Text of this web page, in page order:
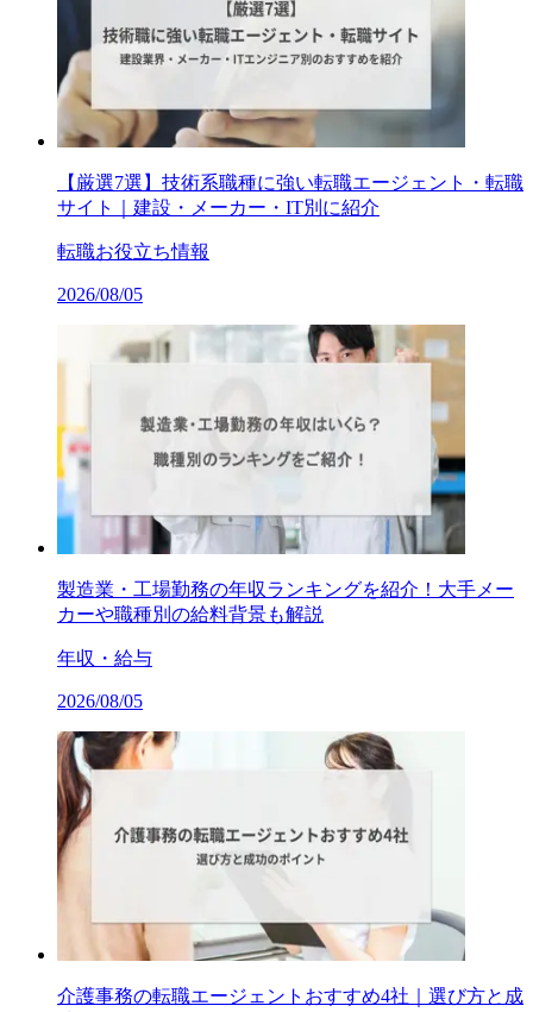
【厳選7選】技術系職種に強い転職エージェント・転職
サイト｜建設・メーカー・IT別に紹介
転職お役立ち情報
2026/08/05
製造業・工場勤務の年収ランキングを紹介！大手メー
カーや職種別の給料背景も解説
年収・給与
2026/08/05
介護事務の転職エージェントおすすめ4社｜選び方と成